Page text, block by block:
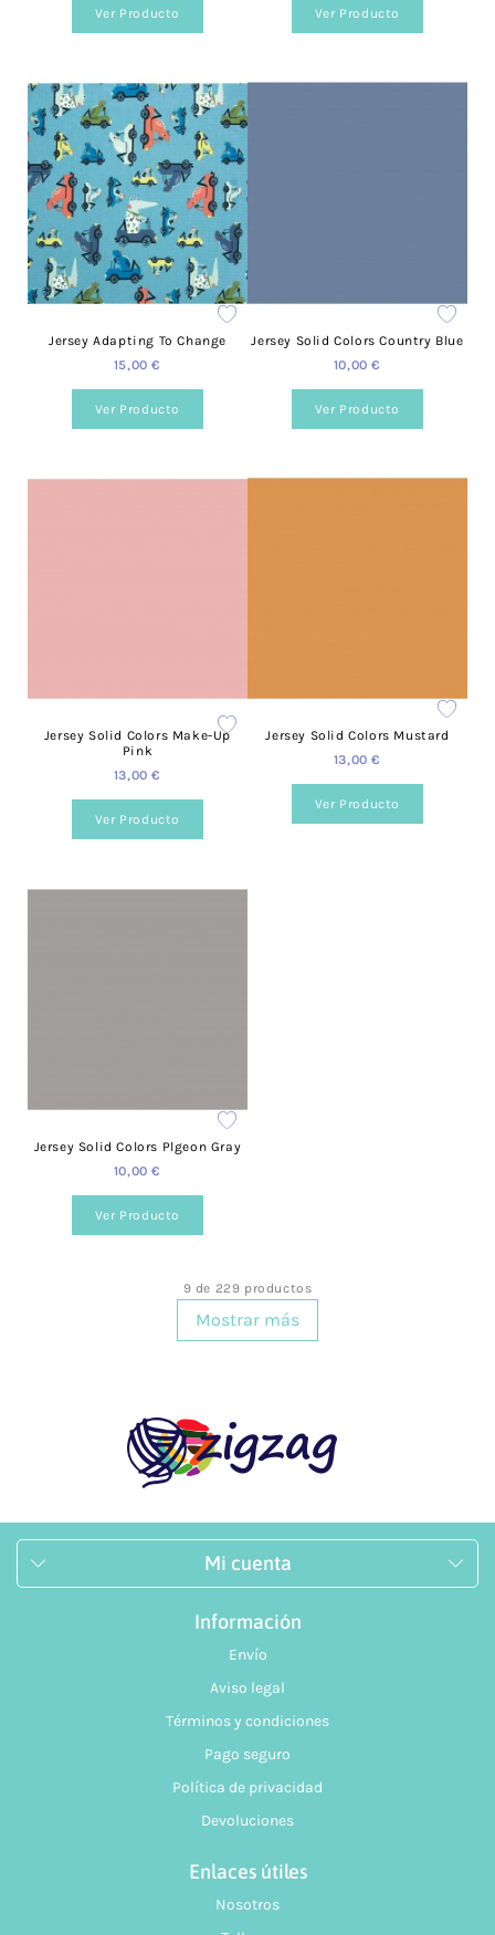
Ver Producto Ver Producto
Jersey Adapting To Change
15,00 €
Ver Producto
Jersey Solid Colors Country Blue
10,00 €
Ver Producto
Jersey Solid Colors Make-Up
Pink
13,00 €
Ver Producto
Jersey Solid Colors Mustard
13,00 €
Ver Producto
Jersey Solid Colors Plgeon Gray
10,00 €
Ver Producto
9 de 229 productos
Mostrar más
Mi cuenta
Información
Envío
Aviso legal
Términos y condiciones
Pago seguro
Política de privacidad
Devoluciones
Enlaces útiles
Nosotros